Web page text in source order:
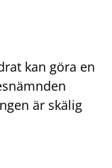
kan göra en
är skälig